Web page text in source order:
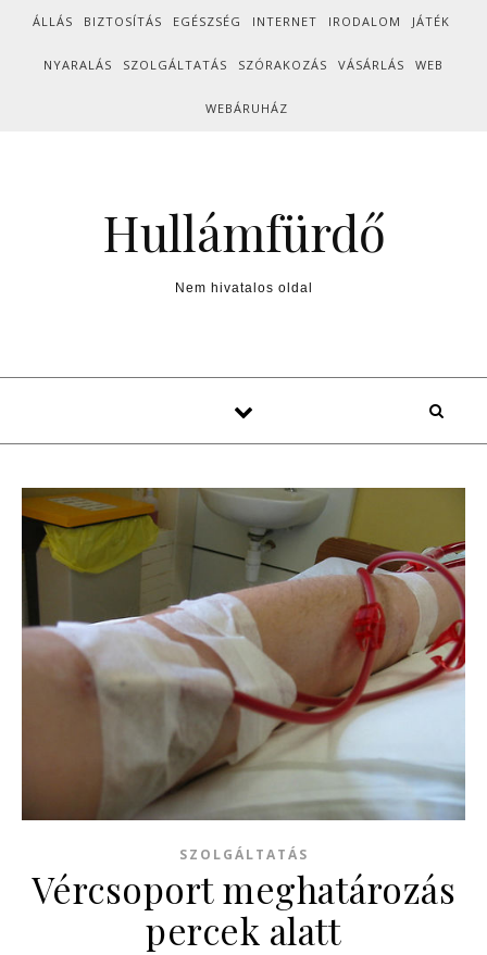
Skip to content
ÁLLÁS BIZTOSÍTÁS EGÉSZSÉG INTERNET IRODALOM JÁTÉK
NYARALÁS SZOLGÁLTATÁS SZÓRAKOZÁS VÁSÁRLÁS WEB
WEBÁRUHÁZ
Hullámfürdő
Nem hivatalos oldal
SZOLGÁLTATÁS
Vércsoport meghatározás
percek alatt